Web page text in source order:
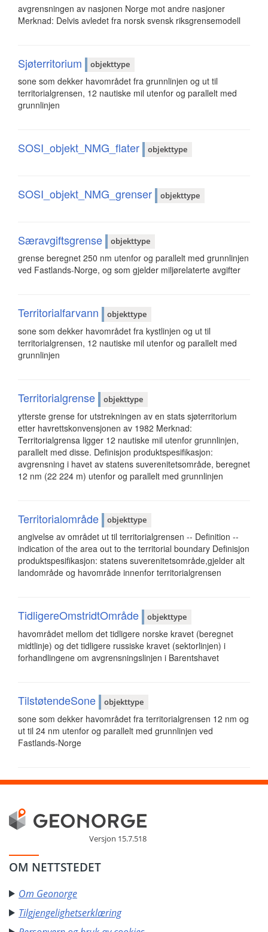
avgrensningen av nasjonen Norge mot andre nasjoner
Merknad: Delvis avledet fra norsk svensk riksgrensemodell
Sjøterritorium objekttype
sone som dekker havområdet fra grunnlinjen og ut til
territorialgrensen, 12 nautiske mil utenfor og parallelt med
grunnlinjen
SOSI_objekt_NMG_flater objekttype
SOSI_objekt_NMG_grenser objekttype
Særavgiftsgrense objekttype
grense beregnet 250 nm utenfor og parallelt med grunnlinjen
ved Fastlands-Norge, og som gjelder miljørelaterte avgifter
Territorialfarvann objekttype
sone som dekker havområdet fra kystlinjen og ut til
territorialgrensen, 12 nautiske mil utenfor og parallelt med
grunnlinjen
Territorialgrense objekttype
ytterste grense for utstrekningen av en stats sjøterritorium
etter havrettskonvensjonen av 1982 Merknad:
Territorialgrensa ligger 12 nautiske mil utenfor grunnlinjen,
parallelt med disse. Definisjon produktspesifikasjon:
avgrensning i havet av statens suverenitetsområde, beregnet
12 nm (22 224 m) utenfor og parallelt med grunnlinjen
Territorialområde objekttype
angivelse av området ut til territorialgrensen -- Definition --
indication of the area out to the territorial boundary Definisjon
produktspesifikasjon: statens suverenitetsområde,gjelder alt
landområde og havområde innenfor territorialgrensen
TidligereOmstridtOmråde objekttype
havområdet mellom det tidligere norske kravet (beregnet
midtlinje) og det tidligere russiske kravet (sektorlinjen) i
forhandlingene om avgrensningslinjen i Barentshavet
TilstøtendeSone objekttype
sone som dekker havområdet fra territorialgrensen 12 nm og
ut til 24 nm utenfor og parallelt med grunnlinjen ved
Fastlands-Norge